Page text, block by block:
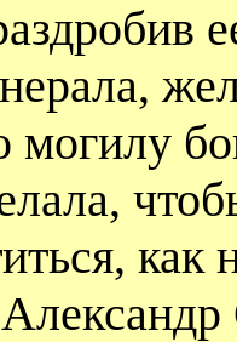
могилу